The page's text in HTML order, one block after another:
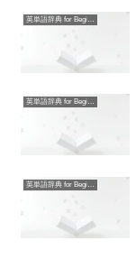
英単語辞典 for Beginners
英単語辞典 for Beginners
英単語辞典 for Beginners